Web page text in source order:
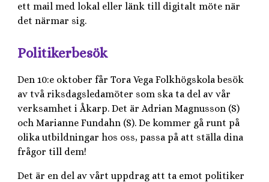
ett mail med lokal eller länk till digitalt möte när
det närmar sig.
Politikerbesök
Den 10:e oktober får Tora Vega Folkhögskola besök
av två riksdagsledamöter som ska ta del av vår
verksamhet i Åkarp. Det är Adrian Magnusson (S)
och Marianne Fundahn (S). De kommer gå runt på
olika utbildningar hos oss, passa på att ställa dina
frågor till dem!
Det är en del av vårt uppdrag att ta emot politiker